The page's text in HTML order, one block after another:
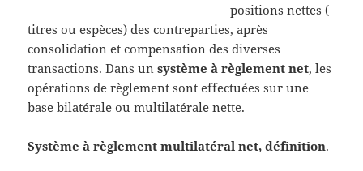
positions nettes (
titres ou espèces) des contreparties, après
consolidation et compensation des diverses
transactions. Dans unsystème à règlement net, les
opérations de règlement sont effectuées sur une
base bilatérale ou multilatérale nette.
Système à règlement multilatéral net, définition.